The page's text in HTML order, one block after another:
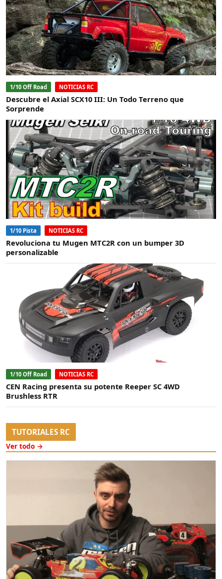
1/10 Off Road NOTICIAS RC
Descubre el Axial SCX10 III: Un Todo Terreno que
Sorprende
1/10 Pista NOTICIAS RC
Revoluciona tu Mugen MTC2R con un bumper 3D
personalizable
1/10 Off Road NOTICIAS RC
CEN Racing presenta su potente Reeper SC 4WD
Brushless RTR
TUTORIALES RC
Ver todo →